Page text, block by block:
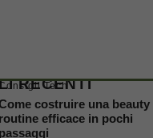
RECENTI
Tech
costruire una beauty
routine efficace in pochi
passaggi